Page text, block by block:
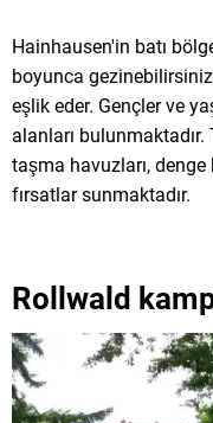
Hainhausen'in batı
boyunca
eşlik eder. Gençler ve
alanları
taşma havuzları,
fırsatlar sunmaktadır.
Rollwald